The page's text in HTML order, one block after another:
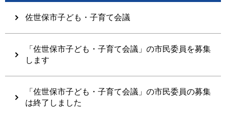
佐世保市子ども・子育て会議
「佐世保市子ども・子育て会議」の市民委員を募集
します
「佐世保市子ども・子育て会議」の市民委員の募集
は終了しました